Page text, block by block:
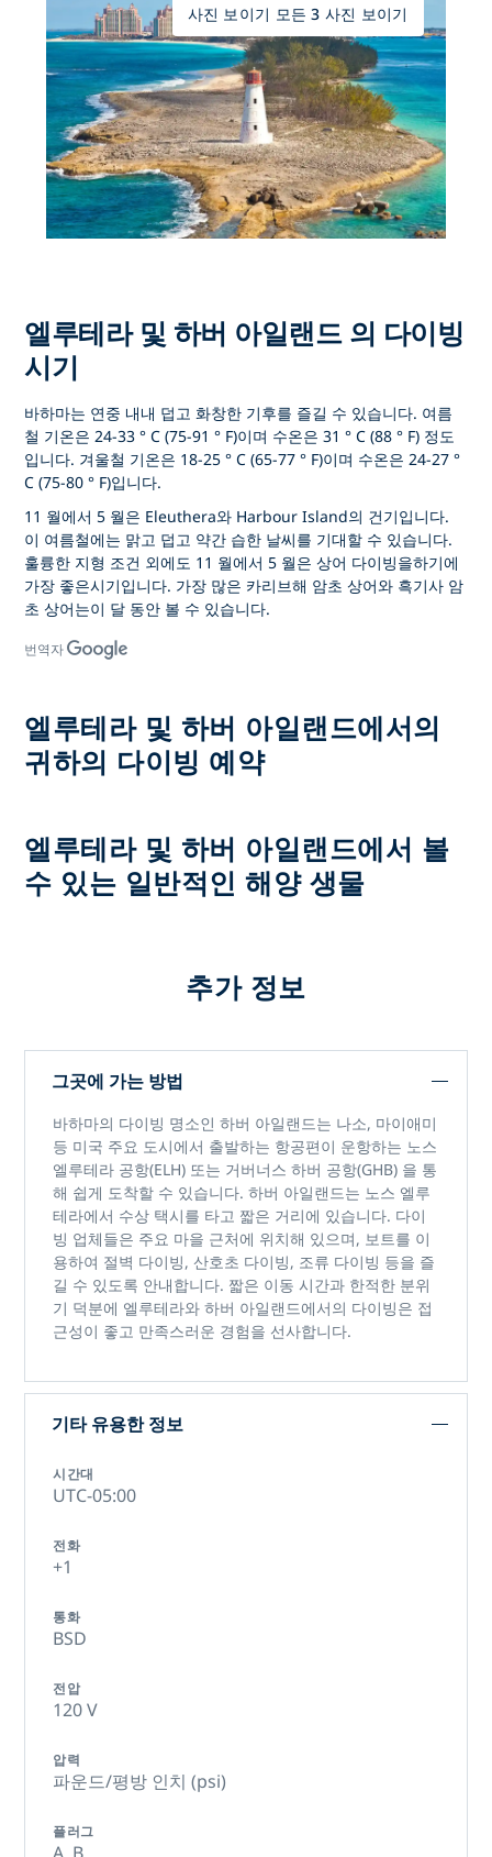
사진 보이기 모든 3 사진 보이기
엘루테라 및 하버 아일랜드 의 다이빙
시기
바하마는 연중 내내 덥고 화창한 기후를 즐길 수 있습니다. 여름
철 기온은 24-33 ° C (75-91 ° F)이며 수온은 31 ° C (88 ° F) 정도
입니다. 겨울철 기온은 18-25 ° C (65-77 ° F)이며 수온은 24-27 °
C (75-80 ° F)입니다.
11 월에서 5 월은 Eleuthera와 Harbour Island의 건기입니다.
이 여름철에는 맑고 덥고 약간 습한 날씨를 기대할 수 있습니다.
훌륭한 지형 조건 외에도 11 월에서 5 월은 상어 다이빙을하기에
가장 좋은시기입니다. 가장 많은 카리브해 암초 상어와 흑기사 암
초 상어는이 달 동안 볼 수 있습니다.
번역자
엘루테라 및 하버 아일랜드에서의
귀하의 다이빙 예약
엘루테라 및 하버 아일랜드에서 볼
수 있는 일반적인 해양 생물
추가 정보
그곳에 가는 방법
바하마의 다이빙 명소인 하버 아일랜드는 나소, 마이애미
등 미국 주요 도시에서 출발하는 항공편이 운항하는 노스
엘루테라 공항(ELH) 또는 거버너스 하버 공항(GHB) 을 통
해 쉽게 도착할 수 있습니다. 하버 아일랜드는 노스 엘루
테라에서 수상 택시를 타고 짧은 거리에 있습니다. 다이
빙 업체들은 주요 마을 근처에 위치해 있으며, 보트를 이
용하여 절벽 다이빙, 산호초 다이빙, 조류 다이빙 등을 즐
길 수 있도록 안내합니다. 짧은 이동 시간과 한적한 분위
기 덕분에 엘루테라와 하버 아일랜드에서의 다이빙은 접
근성이 좋고 만족스러운 경험을 선사합니다.
기타 유용한 정보
시간대
UTC-05:00
전화
+1
통화
BSD
전압
120 V
압력
파운드/평방 인치 (psi)
플러그